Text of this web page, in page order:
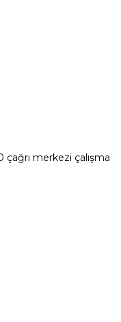
çağrı merkezi çalışma